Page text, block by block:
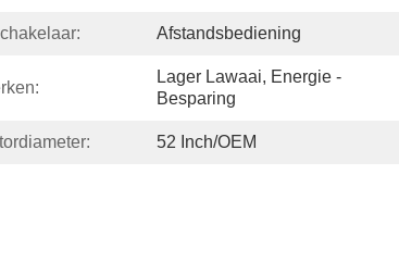
Afstandsbediening
Lager Lawaai, Energie -
Besparing
52 Inch/OEM